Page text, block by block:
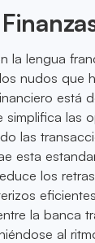
la lengua
nudos que
está
las
las
esta
los
la banca
al